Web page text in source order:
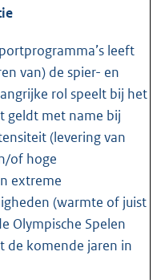
leeft
van) de spier- en
rol speelt bij het
geldt met name bij
(levering van
of hoge
extreme
(warmte of juist
Olympische Spelen
de komende jaren in